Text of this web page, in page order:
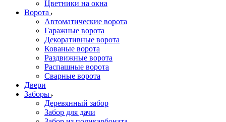
Цветники на окна
Ворота
Автоматические ворота
Гаражные ворота
Декоративные ворота
Кованые ворота
Раздвижные ворота
Распашные ворота
Сварные ворота
Двери
Заборы
Деревянный забор
Забор для дачи